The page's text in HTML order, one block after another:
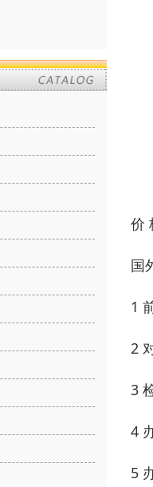
价
国
1
2
3
4
5